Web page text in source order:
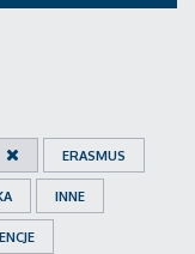
ERASMUS
INNE